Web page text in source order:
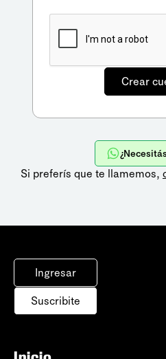
Si preferís que te llamemos,
Ingresar
Suscribite